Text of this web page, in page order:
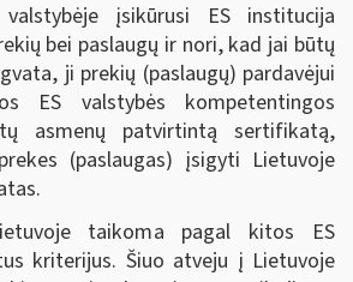
įsikūrusi ES institucija
bei paslaugų ir nori, kad jai būtų
ji prekių (paslaugų) pardavėjui
ES valstybės kompetentingos
asmenų patvirtintą sertifikatą,
(paslaugas) įsigyti Lietuvoje
taikoma pagal kitos ES
kriterijus. Šiuo atveju į Lietuvoje